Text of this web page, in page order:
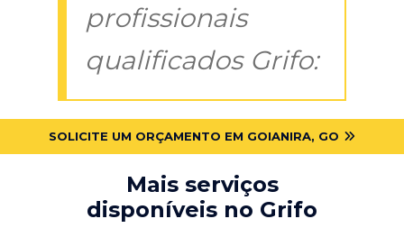
profissionais
qualificados Grifo:
SOLICITE UM ORÇAMENTO EM GOIANIRA, GO
Mais serviços
disponíveis no Grifo